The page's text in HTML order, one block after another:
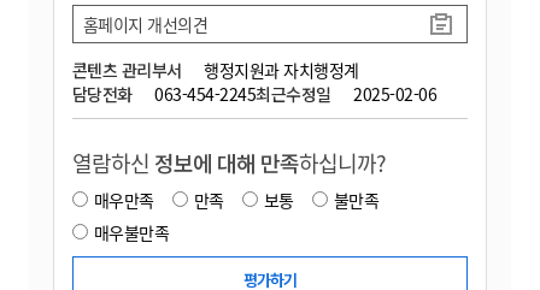
콘텐츠 관리부서
행정지원과 자치행정계
담당전화
063-454-2245최근수정일 2025-02-06
홈페이지 개선의견
열람하신 정보에 대해 만족하십니까?
매우만족 만족 보통
불만족
매우불만족